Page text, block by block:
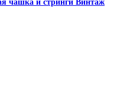
чашка и стринги Винтаж